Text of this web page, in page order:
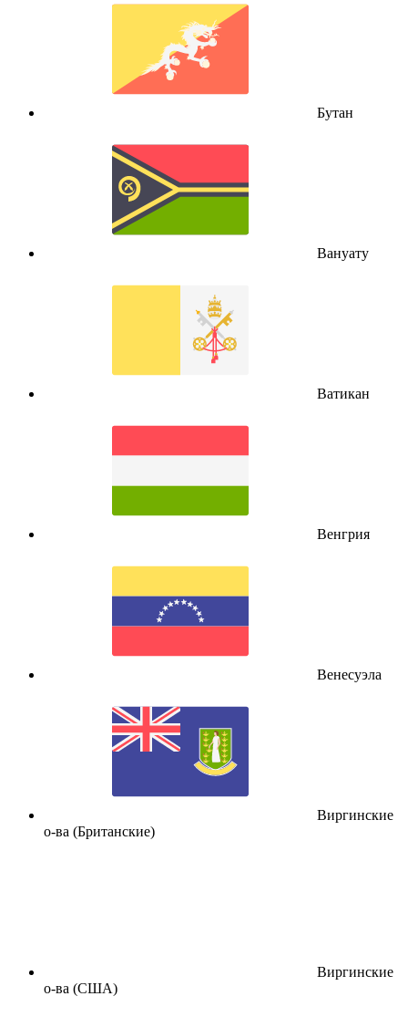
Бутан
Вануату
Ватикан
Венгрия
Венесуэла
Виргинские
о-ва (Британские)
Виргинские
о-ва (США)